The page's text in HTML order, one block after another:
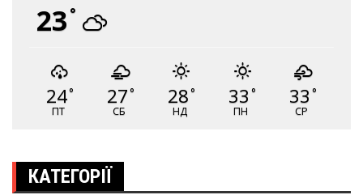
23 °
24°
ПТ
27°
СБ
28°
НД
33 °
ПН
33 °
СР
КАТЕГОРІЇ